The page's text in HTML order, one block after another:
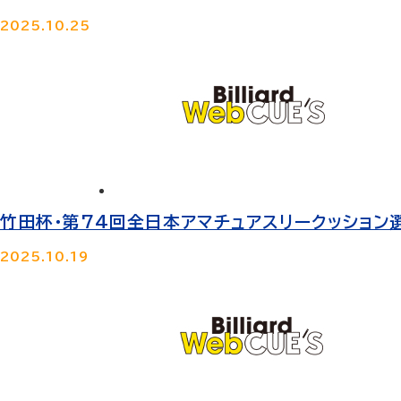
2025.10.25
竹田杯・第74回全日本アマチュアスリークッション
2025.10.19